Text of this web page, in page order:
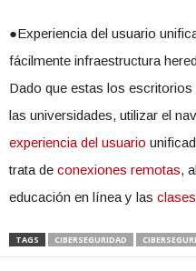
●Experiencia del usuario
fácilmente infraestructura
Dado que estas los
las universidades, utilizar el
experiencia del usuario
trata de conexiones remotas,
educación en línea y las
TAGS CIBERSEGURIDAD